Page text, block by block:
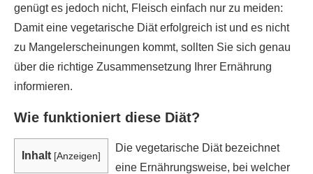
genügt es jedoch nicht, Fleisch einfach nur zu meiden:
Damit eine vegetarische Diät erfolgreich ist und es nicht
zu Mangelerscheinungen kommt, sollten Sie sich genau
über die richtige Zusammensetzung Ihrer Ernährung
informieren.
Wie funktioniert diese Diät?
Inhalt [Anzeigen]
Die vegetarische Diät bezeichnet
eine Ernährungsweise, bei welcher